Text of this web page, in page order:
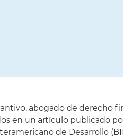
abogado de derecho
en un artículo publicado
de Desarrollo